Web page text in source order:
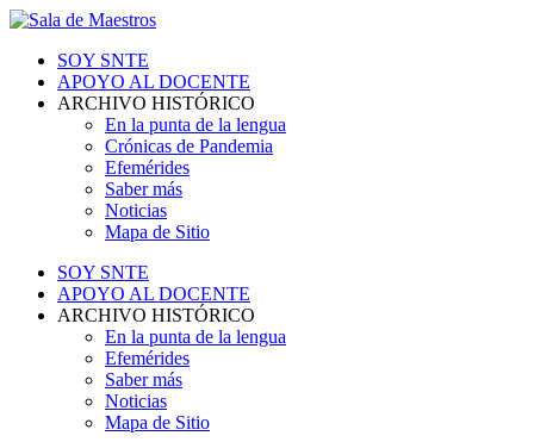
SOY SNTE
APOYO AL DOCENTE
ARCHIVO HISTÓRICO
En la punta de la lengua
Crónicas de Pandemia
Efemérides
Saber más
Noticias
Mapa de Sitio
SOY SNTE
APOYO AL DOCENTE
ARCHIVO HISTÓRICO
En la punta de la lengua
Efemérides
Saber más
Noticias
Mapa de Sitio